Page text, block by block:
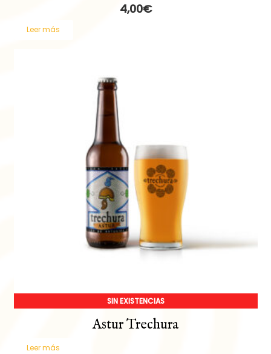
4,00€
Leer más
SIN EXISTENCIAS
Astur Trechura
Leer más